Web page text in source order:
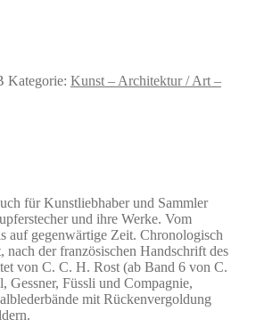
Kategorie: Kunst – Architektur / Art –
für Kunstliebhaber und Sammler
und ihre Werke. Vom
auf gegenwärtige Zeit. Chronologisch
nach der französischen Handschrift des
von C. C. H. Rost (ab Band 6 von C.
Füssli und Compagnie,
mit Rückenvergoldung